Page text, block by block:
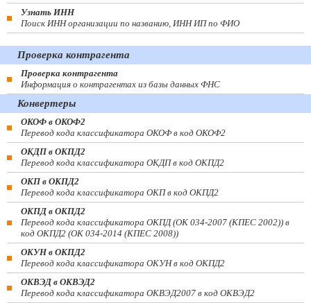
Узнать ИНН
Поиск ИНН организации по названию, ИНН ИП по ФИО
Проверка контрагента
Проверка контрагента
Информация о контрагентах из базы данных ФНС
Конвертеры
ОКОФ в ОКОФ2
Перевод кода классификатора ОКОФ в код ОКОФ2
ОКДП в ОКПД2
Перевод кода классификатора ОКДП в код ОКПД2
ОКП в ОКПД2
Перевод кода классификатора ОКП в код ОКПД2
ОКПД в ОКПД2
Перевод кода классификатора ОКПД (ОК 034-2007 (КПЕС 2002)) в
код ОКПД2 (ОК 034-2014 (КПЕС 2008))
ОКУН в ОКПД2
Перевод кода классификатора ОКУН в код ОКПД2
ОКВЭД в ОКВЭД2
Перевод кода классификатора ОКВЭД2007 в код ОКВЭД2